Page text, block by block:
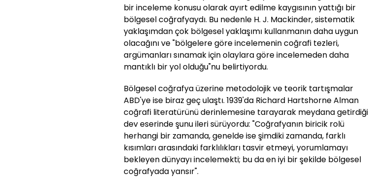
bir inceleme konusu olarak ayırt edilme kaygısının yattığı bir
bölgesel coğrafyaydı. Bu nedenle H. J. Mackinder, sistematik
yaklaşımdan çok bölgesel yaklaşımı kullanmanın daha uygun
olacağını ve "bölgelere göre incelemenin coğrafi tezleri,
argümanları sınamak için olaylara göre incelemeden daha
mantıklı bir yol olduğu"nu belirtiyordu.
Bölgesel coğrafya üzerine metodolojik ve teorik tartışmalar
ABD'ye ise biraz geç ulaştı. 1939'da Richard Hartshorne Alman
coğrafi literatürünü derinlemesine tarayarak meydana getirdiği
dev eserinde şunu ileri sürüyordu: "Coğrafyanın biricik rolü
herhangi bir zamanda, genelde ise şimdiki zamanda, farklı
kısımları arasındaki farklılıkları tasvir etmeyi, yorumlamayı
bekleyen dünyayı incelemekti; bu da en iyi bir şekilde bölgesel
coğrafyada yansır".